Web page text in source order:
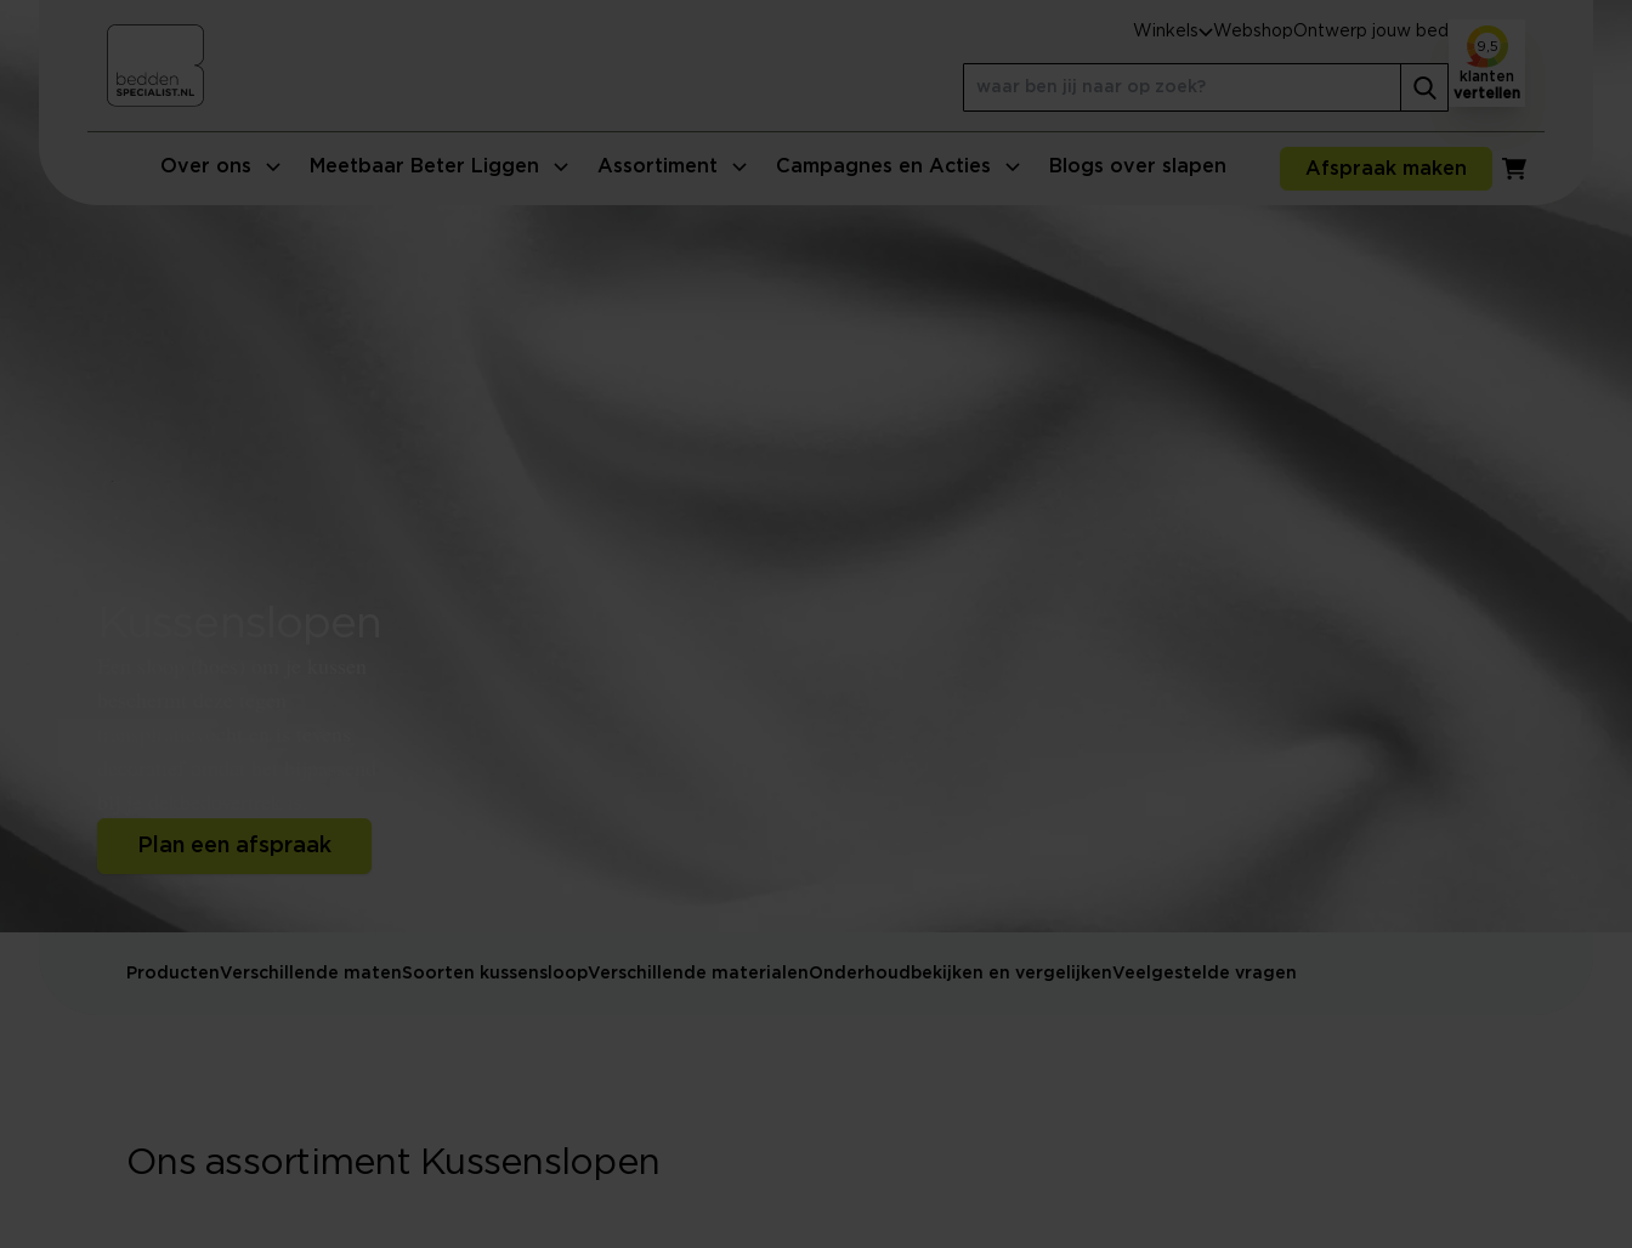
Over ons Meetbaar Beter Liggen Assortiment Campagnes en Acties Blogs over slapen Afspraak maken
Winkelwagen
Winkels WebshopOntwerp jouw bed
9,5
klanten
vertellen
Plan een afspraak
ProductenVerschillende matenSoorten kussensloopVerschillende materialenOnderhoud bekijken en vergelijkenVeelgestelde vragen
Ons assortiment Kussenslopen